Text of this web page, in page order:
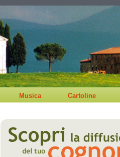
Musica Cartoline